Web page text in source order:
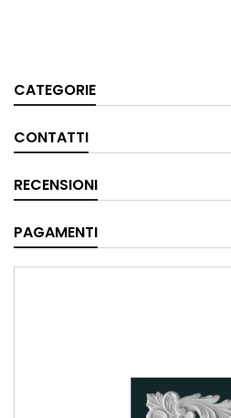
CATEGORIE
CONTATTI
RECENSIONI
PAGAMENTI